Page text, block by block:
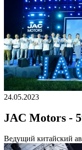
24.05.2023
JAC Motors -
Ведущий китайский